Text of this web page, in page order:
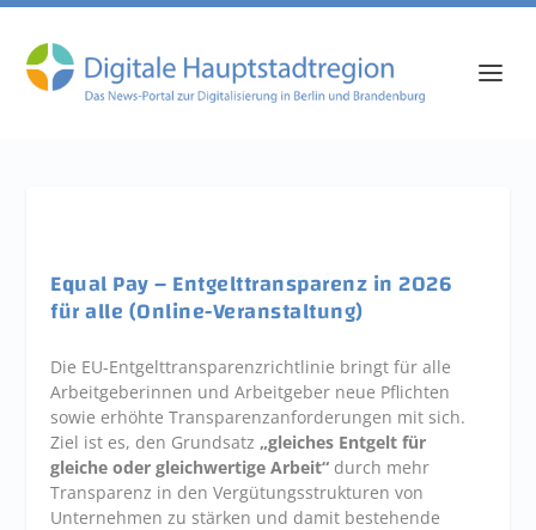
Equal Pay – Entgelttransparenz in 2026
für alle (Online-Veranstaltung)
Die EU-Entgelttransparenzrichtlinie bringt für alle
Arbeitgeberinnen und Arbeitgeber neue Pflichten
sowie erhöhte Transparenzanforderungen mit sich.
Ziel ist es, den Grundsatz„gleiches Entgelt für
gleiche oder gleichwertige Arbeit“ durch mehr
Transparenz in den Vergütungsstrukturen von
Unternehmen zu stärken und damit bestehende